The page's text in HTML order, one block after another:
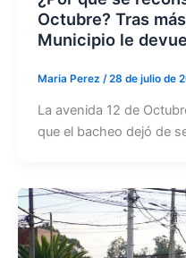
Octubre? Tras
Municipio le
Maria Perez /28 de julio de
La avenida 12 de
que el bacheo dejó de